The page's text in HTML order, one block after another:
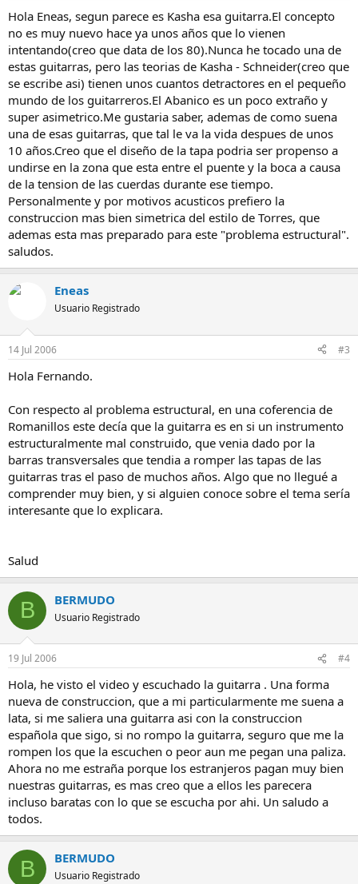
Hola Eneas, segun parece es Kasha esa guitarra.El concepto
no es muy nuevo hace ya unos años que lo vienen
intentando(creo que data de los 80).Nunca he tocado una de
estas guitarras, pero las teorias de Kasha - Schneider(creo que
se escribe asi) tienen unos cuantos detractores en el pequeño
mundo de los guitarreros.El Abanico es un poco extraño y
super asimetrico.Me gustaria saber, ademas de como suena
una de esas guitarras, que tal le va la vida despues de unos
10 años.Creo que el diseño de la tapa podria ser propenso a
undirse en la zona que esta entre el puente y la boca a causa
de la tension de las cuerdas durante ese tiempo.
Personalmente y por motivos acusticos prefiero la
construccion mas bien simetrica del estilo de Torres, que
ademas esta mas preparado para este "problema estructural".
saludos.
Eneas
Usuario Registrado
14 Jul 2006 #3
Hola Fernando.
Con respecto al problema estructural, en una coferencia de
Romanillos este decía que la guitarra es en si un instrumento
estructuralmente mal construido, que venia dado por la
barras transversales que tendia a romper las tapas de las
guitarras tras el paso de muchos años. Algo que no llegué a
comprender muy bien, y si alguien conoce sobre el tema sería
interesante que lo explicara.
Salud
B BERMUDO
Usuario Registrado
19 Jul 2006 #4
Hola, he visto el video y escuchado la guitarra . Una forma
nueva de construccion, que a mi particularmente me suena a
lata, si me saliera una guitarra asi con la construccion
española que sigo, si no rompo la guitarra, seguro que me la
rompen los que la escuchen o peor aun me pegan una paliza.
Ahora no me estraña porque los estranjeros pagan muy bien
nuestras guitarras, es mas creo que a ellos les parecera
incluso baratas con lo que se escucha por ahi. Un saludo a
todos.
B BERMUDO
Usuario Registrado